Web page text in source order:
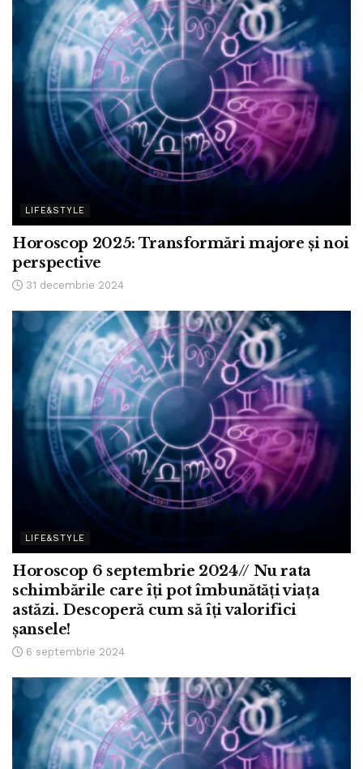
LIFE&STYLE
Horoscop 2025: Transformări majore și noi
perspective
31 decembrie 2024
LIFE&STYLE
Horoscop 6 septembrie 2024// Nu rata
schimbările care îți pot îmbunătăți viața
astăzi. Descoperă cum să îți valorifici
șansele!
6 septembrie 2024